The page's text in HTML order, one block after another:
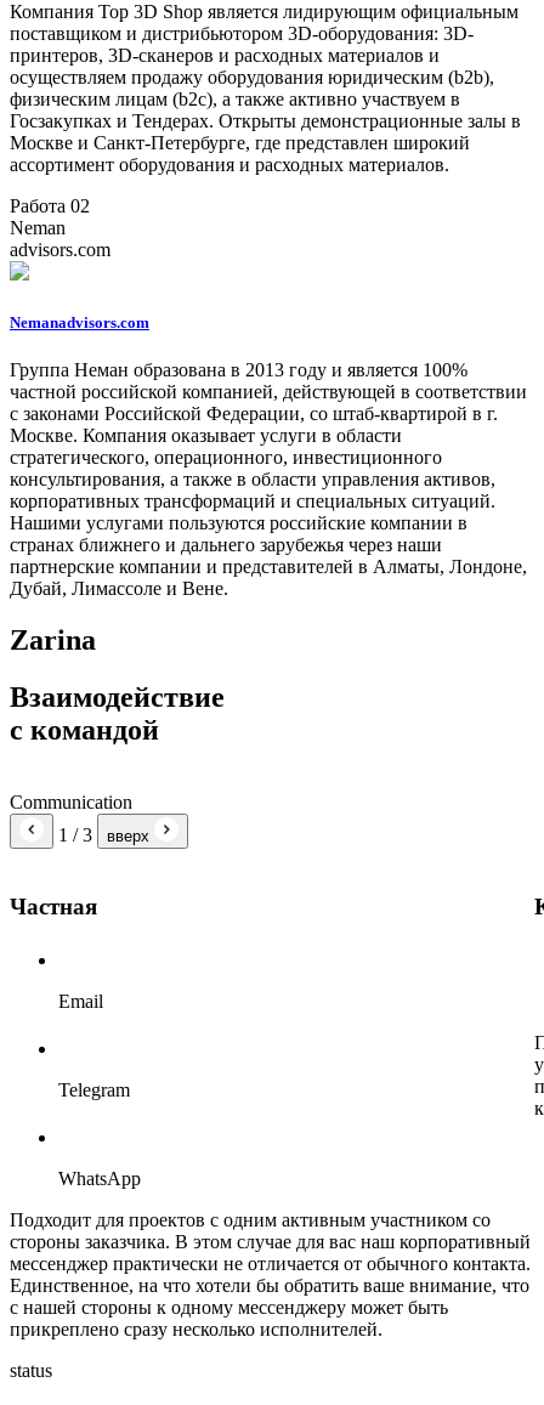
Компания Top 3D Shop является лидирующим официальным
поставщиком и дистрибьютором 3D-оборудования: 3D-
принтеров, 3D-сканеров и расходных материалов и
осуществляем продажу оборудования юридическим (b2b),
физическим лицам (b2c), а также активно участвуем в
Госзакупках и Тендерах. Открыты демонстрационные залы в
Москве и Санкт-Петербурге, где представлен широкий
ассортимент оборудования и расходных материалов.
Работа 02
Neman
advisors.com
Nemanadvisors.com
Группа Неман образована в 2013 году и является 100%
частной российской компанией, действующей в соответствии
с законами Российской Федерации, со штаб-квартирой в г.
Москве. Компания оказывает услуги в области
стратегического, операционного, инвестиционного
консультирования, а также в области управления активов,
корпоративных трансформаций и специальных ситуаций.
Нашими услугами пользуются российские компании в
странах ближнего и дальнего зарубежья через наши
партнерские компании и представителей в Алматы, Лондоне,
Дубай, Лимассоле и Вене.
Zarina
Взаимодействие
с командой
Communication
1 / 3 вверх
Частная
Email
Telegram
WhatsApp
Подходит для проектов с одним активным участником со
стороны заказчика. В этом случае для вас наш корпоративный
мессенджер практически не отличается от обычного контакта.
Единственное, на что хотели бы обратить ваше внимание, что
с нашей стороны к одному мессенджеру может быть
прикреплено сразу несколько исполнителей.
status